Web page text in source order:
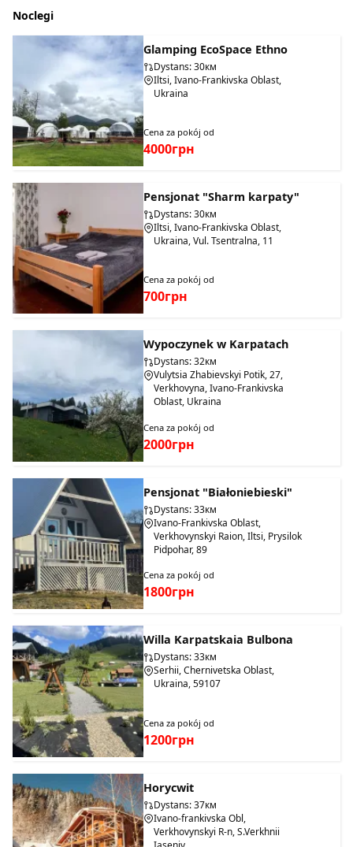
Noclegi
Glamping EcoSpace Ethno
Dystans: 30км
Iltsi, Ivano-Frankivska Oblast,
Ukraina
Cena za pokój od
4000грн
Pensjonat "Sharm karpaty"
Dystans: 30км
Iltsi, Ivano-Frankivska Oblast,
Ukraina, Vul. Tsentralna, 11
Cena za pokój od
700грн
Wypoczynek w Karpatach
Dystans: 32км
Vulytsia Zhabievskyi Potik, 27,
Verkhovyna, Ivano-Frankivska
Oblast, Ukraina
Cena za pokój od
2000грн
Pensjonat "Białoniebieski"
Dystans: 33км
Ivano-Frankivska Oblast,
Verkhovynskyi Raion, Iltsi, Prysilok
Pidpohar, 89
Cena za pokój od
1800грн
Willa Karpatskaia Bulbona
Dystans: 33км
Serhii, Chernivetska Oblast,
Ukraina, 59107
Cena za pokój od
1200грн
Horycwit
Dystans: 37км
Ivano-frankivska Obl,
Verkhovynskyi R-n, S.Verkhnii